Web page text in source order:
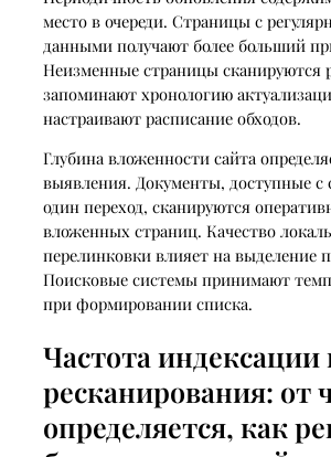
место в очереди. Страницы с
данными получают более больший
Неизменные страницы сканируются
запоминают хронологию
настраивают расписание обходов.
Глубина вложенности сайта
выявления. Документы, доступные с
один переход, сканируются
вложенных страниц. Качество
перелинковки влияет на выделение
Поисковые системы принимают темп
при формировании списка.
Частота индексации
ресканирования: от
определяется, как